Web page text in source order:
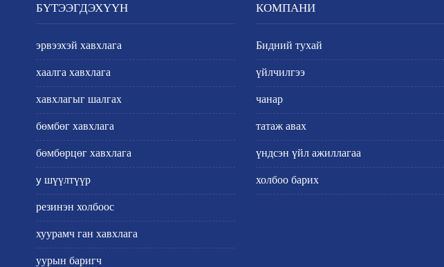
БҮТЭЭГДЭХҮҮН
эрвээхэй хавхлага
хаалга хавхлага
хавхлагыг шалгах
бөмбөг хавхлага
бөмбөрцөг хавхлага
y шүүлтүүр
резинэн холбоос
хуурамч ган хавхлага
уурын баригч
КОМПАНИ
Бидний тухай
үйлчилгээ
чанар
татаж авах
үндсэн үйл ажиллагаа
холбоо барих